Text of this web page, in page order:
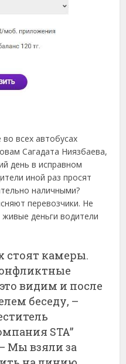
всех автобусах
Сагадата Ниязбаева,
день в исправном
иной раз просят
наличными?
перевозчики. Не
деньги водители
стоят камеры.
видим и после
беседу, –
STA”
Мы взяли за